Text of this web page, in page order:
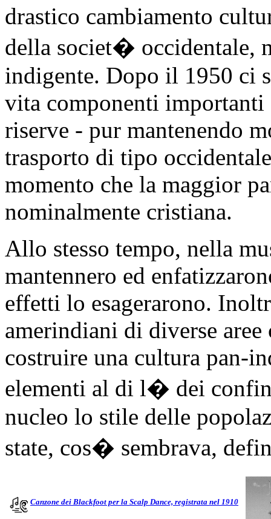
drastico cambiamento
della societ� occidentale,
indigente. Dopo il 1950 ci
vita componenti
riserve - pur mantenendo
trasporto di tipo
momento che la maggior
nominalmente cristiana.
Allo stesso tempo, nella
mantennero ed
effetti lo esagerarono.
amerindiani di diverse
costruire una cultura pan-
elementi al di l� dei
nucleo lo stile delle
state, cos� sembrava,
Canzone dei Blackfoot per la Scalp Dance, registrata nel 1910